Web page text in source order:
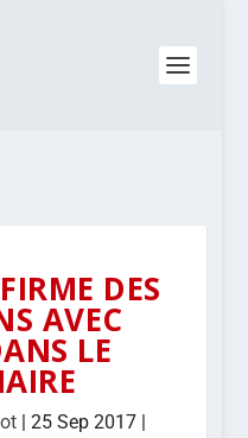
DES
AVEC
LE
| 25 Sep 2017|